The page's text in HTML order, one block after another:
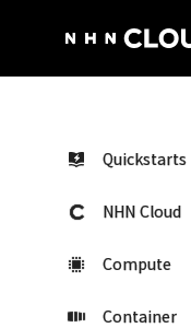
Quickstarts
NHN Cloud
Compute
Container